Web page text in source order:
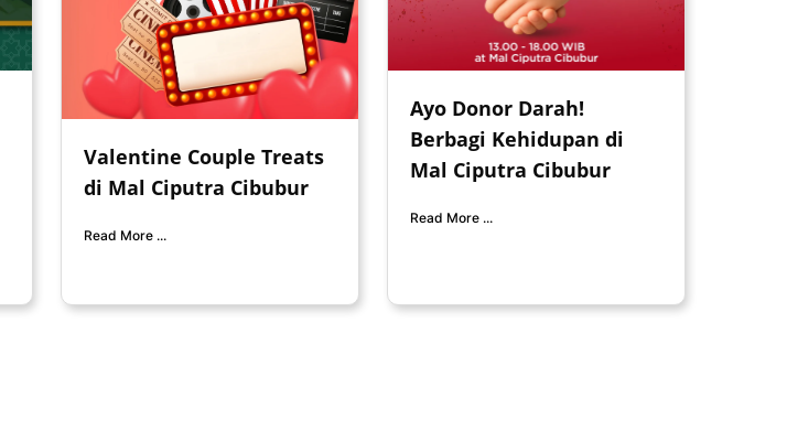
Valentine Couple Treats
di Mal Ciputra Cibubur
Read More ...
Ayo Donor Darah!
Berbagi Kehidupan di
Mal Ciputra Cibubur
Read More ...